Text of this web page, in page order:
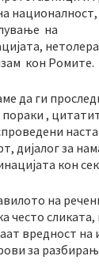
на
кон Ромите.
да ги
пораки ,
дијалог за
кон
на
често сликата,
вредност на
за